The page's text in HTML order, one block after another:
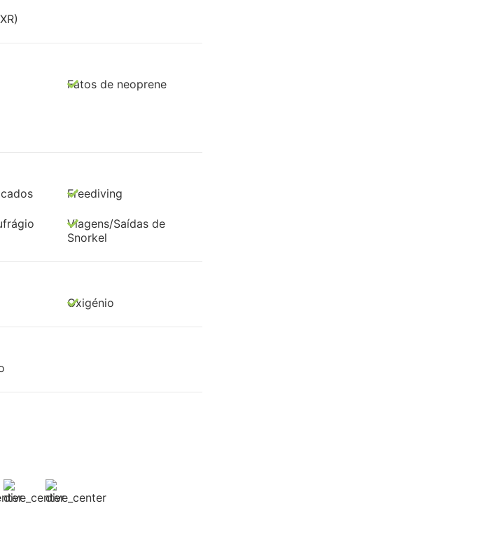
Fatos de neoprene
Freediving
Viagens/Saídas de
Snorkel
Oxigénio